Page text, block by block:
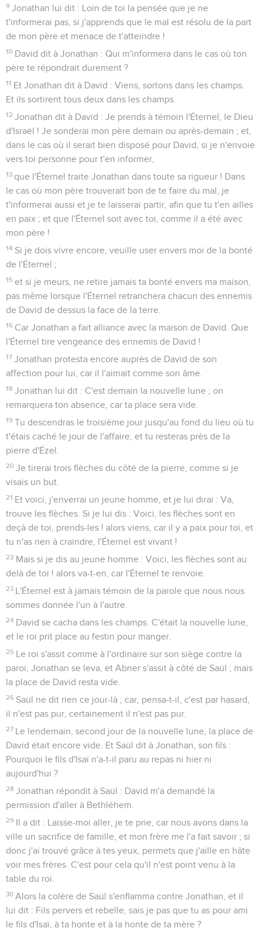
9 Jonathan lui dit : Loin de toi la pensée que je ne
t'informerai pas, si j'apprends que le mal est résolu de la part
de mon père et menace de t'atteindre !
10 David dit à Jonathan : Qui m'informera dans le cas où ton
père te répondrait durement ?
11 Et Jonathan dit à David : Viens, sortons dans les champs.
Et ils sortirent tous deux dans les champs.
12 Jonathan dit à David : Je prends à témoin l'Éternel, le Dieu
d'Israël ! Je sonderai mon père demain ou après-demain ; et,
dans le cas où il serait bien disposé pour David, si je n'envoie
vers toi personne pour t'en informer,
13 que l'Éternel traite Jonathan dans toute sa rigueur ! Dans
le cas où mon père trouverait bon de te faire du mal, je
t'informerai aussi et je te laisserai partir, afin que tu t'en ailles
en paix ; et que l'Éternel soit avec toi, comme il a été avec
mon père !
14 Si je dois vivre encore, veuille user envers moi de la bonté
de l'Éternel ;
15 et si je meurs, ne retire jamais ta bonté envers ma maison,
pas même lorsque l'Éternel retranchera chacun des ennemis
de David de dessus la face de la terre.
16 Car Jonathan a fait alliance avec la maison de David. Que
l'Éternel tire vengeance des ennemis de David !
17 Jonathan protesta encore auprès de David de son
affection pour lui, car il l'aimait comme son âme.
18 Jonathan lui dit : C'est demain la nouvelle lune ; on
remarquera ton absence, car ta place sera vide.
19 Tu descendras le troisième jour jusqu'au fond du lieu où tu
t'étais caché le jour de l'affaire, et tu resteras près de la
pierre d'Ézel.
20 Je tirerai trois flèches du côté de la pierre, comme si je
visais un but.
21 Et voici, j'enverrai un jeune homme, et je lui dirai : Va,
trouve les flèches. Si je lui dis : Voici, les flèches sont en
deçà de toi, prends-les ! alors viens, car il y a paix pour toi, et
tu n'as rien à craindre, l'Éternel est vivant !
22 Mais si je dis au jeune homme : Voici, les flèches sont au
delà de toi ! alors va-t-en, car l'Éternel te renvoie.
23 L'Éternel est à jamais témoin de la parole que nous nous
sommes donnée l'un à l'autre.
24 David se cacha dans les champs. C'était la nouvelle lune,
et le roi prit place au festin pour manger.
25 Le roi s'assit comme à l'ordinaire sur son siège contre la
paroi, Jonathan se leva, et Abner s'assit à côté de Saül ; mais
la place de David resta vide.
26 Saül ne dit rien ce jour-là ; car, pensa-t-il, c'est par hasard,
il n'est pas pur, certainement il n'est pas pur.
27 Le lendemain, second jour de la nouvelle lune, la place de
David était encore vide. Et Saül dit à Jonathan, son fils :
Pourquoi le fils d'Isaï n'a-t-il paru au repas ni hier ni
aujourd'hui ?
28 Jonathan répondit à Saül : David m'a demandé la
permission d'aller à Bethléhem.
29 Il a dit : Laisse-moi aller, je te prie, car nous avons dans la
ville un sacrifice de famille, et mon frère me l'a fait savoir ; si
donc j'ai trouvé grâce à tes yeux, permets que j'aille en hâte
voir mes frères. C'est pour cela qu'il n'est point venu à la
table du roi.
30 Alors la colère de Saül s'enflamma contre Jonathan, et il
lui dit : Fils pervers et rebelle, sais je pas que tu as pour ami
le fils d'Isaï, à ta honte et à la honte de ta mère ?